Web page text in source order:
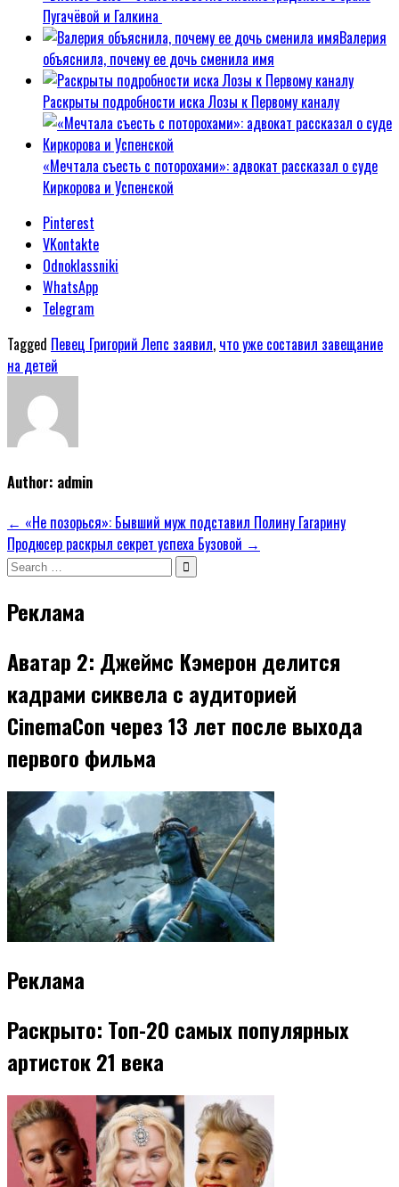
Пугачёвой и Галкина
Валерия
объяснила, почему ее дочь сменила имя
Раскрыты подробности иска Лозы к Первому каналу
«Мечтала съесть с поторохами»: адвокат рассказал о суде
Киркорова и Успенской
Pinterest
VKontakte
Odnoklassniki
WhatsApp
Telegram
Tagged Певец Григорий Лепс заявил, что уже составил завещание
на детей
Author: admin
Навигация
по
← «Не позорься»: Бывший муж подставил Полину Гагарину
Продюсер раскрыл секрет успеха Бузовой →
Search
Реклама
Аватар 2: Джеймс Кэмерон делится
кадрами сиквела с аудиторией
CinemaCon через 13 лет после выхода
первого фильма
Реклама
Раскрыто: Топ-20 самых популярных
артисток 21 века